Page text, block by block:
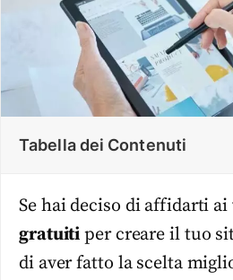
Tabella dei Contenuti
Se hai deciso di affidarti ai
gratuiti per creare il tuo
di aver fatto la scelta